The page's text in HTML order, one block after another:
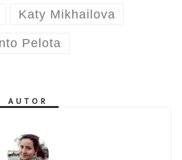
Katy Mikhailova
Pelota
AUTOR